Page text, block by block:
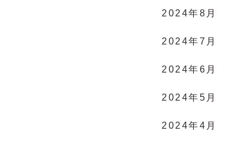
2024年8月
2024年7月
2024年6月
2024年5月
2024年4月